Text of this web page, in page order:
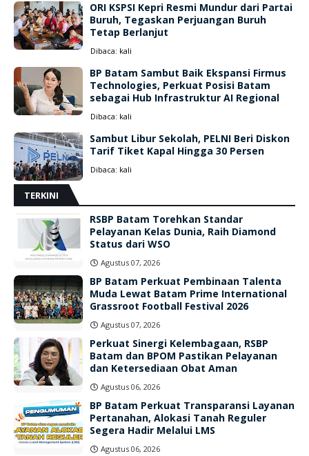
ORI KSPSI Kepri Resmi Mundur dari Partai
Buruh, Tegaskan Perjuangan Buruh
Tetap Berlanjut
Dibaca: kali
BP Batam Sambut Baik Ekspansi Firmus
Technologies, Perkuat Posisi Batam
sebagai Hub Infrastruktur AI Regional
Dibaca: kali
Sambut Libur Sekolah, PELNI Beri Diskon
Tarif Tiket Kapal Hingga 30 Persen
Dibaca: kali
TERKINI
RSBP Batam Torehkan Standar
Pelayanan Kelas Dunia, Raih Diamond
Status dari WSO
Agustus 07, 2026
BP Batam Perkuat Pembinaan Talenta
Muda Lewat Batam Prime International
Grassroot Football Festival 2026
Agustus 07, 2026
Perkuat Sinergi Kelembagaan, RSBP
Batam dan BPOM Pastikan Pelayanan
dan Ketersediaan Obat Aman
Agustus 06, 2026
BP Batam Perkuat Transparansi Layanan
Pertanahan, Alokasi Tanah Reguler
Segera Hadir Melalui LMS
Agustus 06, 2026